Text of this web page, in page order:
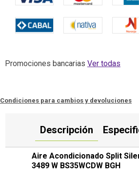
Promociones bancarias Ver todas
Condiciones para cambios y devoluciones
Descripción
Aire Acondicionado Split
3489 W BS35WCDW BGH